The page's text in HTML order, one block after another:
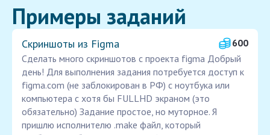
Примеры заданий
Скриншоты из Figma
600
Сделать много скриншотов с проекта figma Добрый
день! Для выполнения задания потребуется доступ к
figma.com (не заблокирован в РФ) с ноутбука или
компьютера с хотя бы FULLHD экраном (это
обязательно) Задание простое, но муторное. Я
пришлю исполнителю .make файл, который